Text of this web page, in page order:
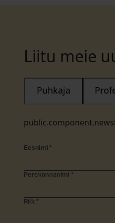
Liitu meie
Puhkaja
Eesnimi *
Perekonnanimi *
Riik *